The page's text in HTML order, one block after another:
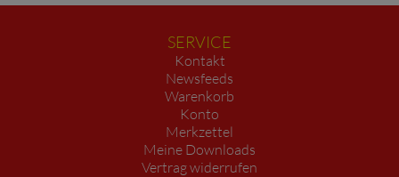
SERVICE
Kontakt
Newsfeeds
Warenkorb
Konto
Merkzettel
Meine Downloads
Vertrag widerrufen